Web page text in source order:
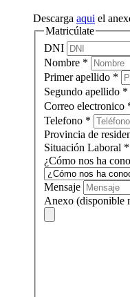
Descarga aqui el
Matricúlate
DNI
Nombre *
Primer apellido *
Segundo apellido *
Correo electronico
Telefono *
Provincia de
Situación Laboral *
¿Cómo nos ha
Mensaje
Anexo (disponible